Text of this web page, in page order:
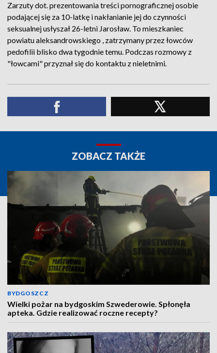
Zarzuty dot. prezentowania treści pornograficznej osobie
podającej się za 10-latkę i nakłanianie jej do czynności
seksualnej usłyszał 26-letni Jarosław. To mieszkaniec
powiatu aleksandrowskiego , zatrzymany przez łowców
pedofilii blisko dwa tygodnie temu. Podczas rozmowy z
"łowcami" przyznał się do kontaktu z nieletnimi.
ZOBACZ TAKŻE
BYDGOSZCZ
Wielki pożar na bydgoskim Szwederowie. Spłonęła
apteka. Gdzie realizować roczne recepty?